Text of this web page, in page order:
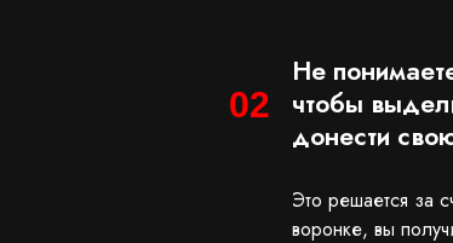
Не
чтобы
донести
Это решается за
воронке, вы
02